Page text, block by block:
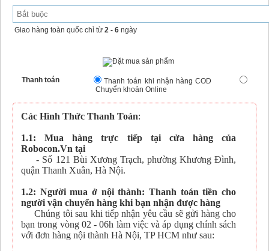
Giao hàng toàn quốc chỉ từ 2 - 6 ngày
Thanh toán
Thanh toán khi nhận hàng COD
Chuyển khoản Online
Các Hình Thức Thanh Toán:
1.1: Mua hàng trực tiếp tại cửa hàng của
Robocon.Vn tại
- Số 121 Bùi Xương Trạch, phường Khương Đình,
quận Thanh Xuân, Hà Nội.
1.2: Người mua ở nội thành: Thanh toán tiền cho
người vận chuyển hàng khi bạn nhận được hàng
Chúng tôi sau khi tiếp nhận yêu cầu sẽ gửi hàng cho
bạn trong vòng 02 - 06h làm việc và áp dụng chính sách
với đơn hàng nội thành Hà Nội, TP HCM như sau: